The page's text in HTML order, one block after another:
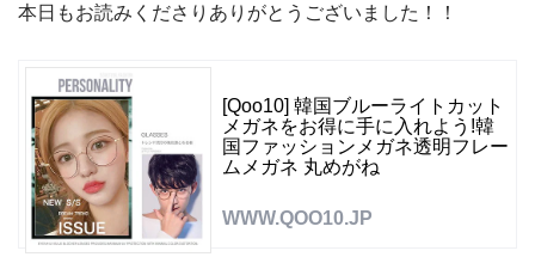
本日もお読みくださりありがとうございました！！
[Qoo10] 韓国ブルーライトカット
メガネをお得に手に入れよう!韓
国ファッションメガネ透明フレー
ムメガネ 丸めがね
WWW.QOO10.JP